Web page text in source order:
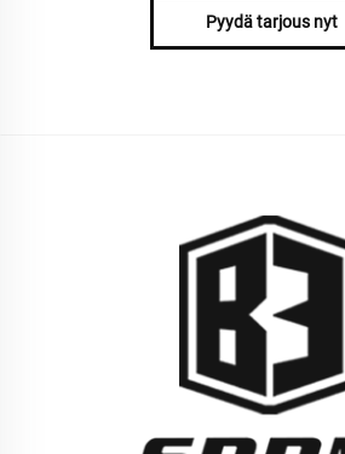
Pyydä tarjous nyt